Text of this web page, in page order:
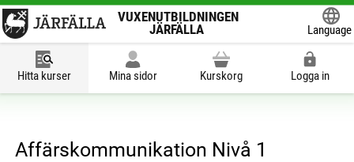
VUXENUTBILDNINGEN
JÄRFÄLLA
Language
Hitta kurser Mina sidor Kurskorg Logga in
Affärskommunikation Nivå 1